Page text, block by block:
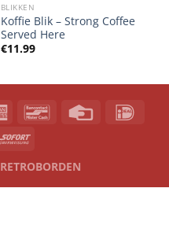
BLIKKEN
Koffie Blik – Strong Coffee
Served Here
€11.99
RETROBORDEN